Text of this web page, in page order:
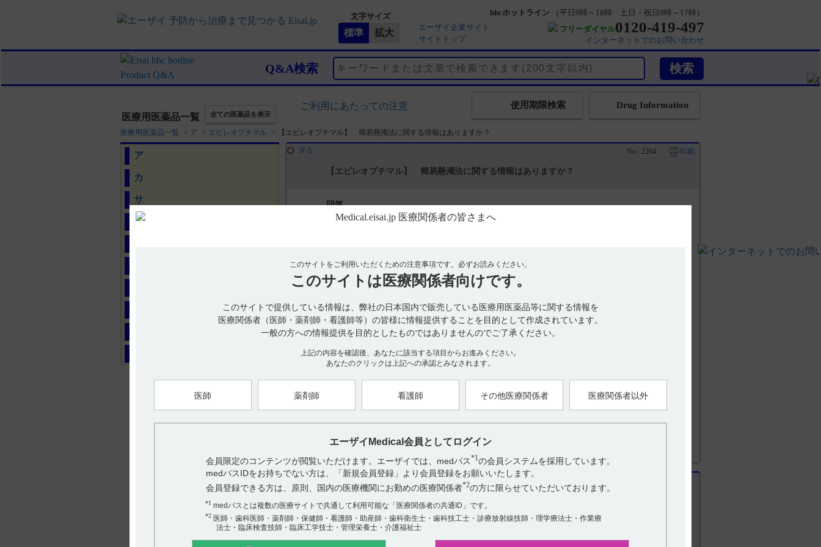
文字サイズ
エーザイ企業サイト
サイトトップ
hhcホットライン
（平日9時～18時 土日・祝日9時～17時）
フリーダイヤル0120-419-497
インターネットでのお問い合わせ
Q&A検索
医療用医薬品一覧 全ての医薬品を表示
ご利用にあたっての注意 Drug Information
使用期限検索
医療用医薬品一覧 > ア > エピレオプチマル > 【エピレオプチマル】 簡易懸濁法に関する情報はありますか？
ア
カ
サ
タ
このサイトをご利用いただくための注意事項です。 必ずお読みください。
このサイトは 医療関係者向けです。
このサイトで提供している情報は、弊社の日本国内で販売している医療用医薬品等に関する情報を
医療関係者（医師・薬剤師・看護師等）の皆様に情報提供することを目的として作成されています。
一般の方への情報提供を目的としたものではありませんのでご了承ください。
上記の内容を確認後、あなたに該当する項目からお進みください。
あなたのクリックは上記への承認とみなされます。
医師 薬剤師 看護師 その他医療関係者 医療関係者以外
エーザイMedical会員としてログイン
会員限定のコンテンツが閲覧いただけます。エーザイでは、medパス*1 の会員システムを採用しています。
medパスIDをお持ちでない方は、「新規会員登録」より会員登録をお願いいたします。
会員登録できる方は、原則、国内の医療機関にお勤めの医療関係者*2の方に限らせていただいております。
*1medパスとは複数の医療サイトで共通して利用可能な「医療関係者の共通ID」です。
*2医師・歯科医師・薬剤師・保健師・看護師・助産師・歯科衛生士・歯科技工士・診療放射線技師・理学療法士・作業療
法士・臨床検査技師・臨床工学技士・管理栄養士・介護福祉士
戻る No : 2264 印刷
【エピレオプチマル】 簡易懸濁法に関する情報はありますか？
回答
本剤はそのままの形でご服用いただくことを前提に承認されているため、懸濁した状態での有効性、安全性は
検討していません。
医療機関へのご提供用の安定性データをご用意しております。
24時間対応しております「AIホットライン」（チャットボット）をご利用ください。
AIホットラインはこちらから。
口頭での説明も承っております。ご希望の場合は、hhcホットライン（0120-419-497）にお問い合わせくださ
い。
アンケート:ご意見をお聞かせください
役に立った
役に立たなかった